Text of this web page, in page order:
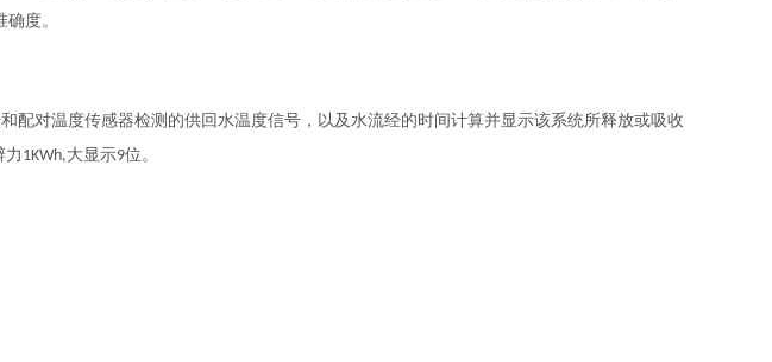
度。
配对温度传感器检测的供回水温度信号，以及水流经的时间计算并显示该系统所释放或吸收
力 1KWh,大显示9位。